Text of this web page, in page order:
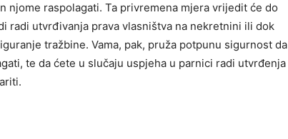
njome raspolagati. Ta privremena mjera vrijedit će do
radi utvrđivanja prava vlasništva na nekretnini ili dok
tražbine. Vama, pak, pruža potpunu sigurnost da
te da ćete u slučaju uspjeha u parnici radi utvrđenja